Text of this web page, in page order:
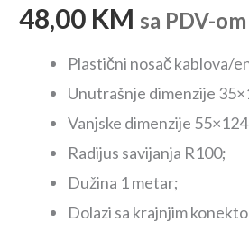
48,00 KM sa PDV-om
Plastični nosač kablova/
Unutrašnje dimenzije
Vanjske dimenzije
Radijus savijanja R100;
Dužina 1 metar;
Dolazi sa krajnjim